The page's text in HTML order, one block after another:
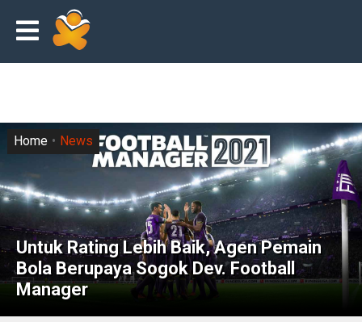
Untuk Rating Lebih Baik, Agen Pemain
Bola Berupaya Sogok Dev. Football
Manager
Home News